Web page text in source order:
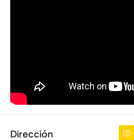
Dirección